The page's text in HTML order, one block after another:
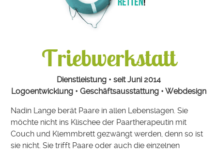
Triebwerkstatt
Dienstleistung • seit Juni 2014
Logoentwicklung • Geschäftsausstattung • Webdesign
Nadin Lange berät Paare in allen Lebenslagen. Sie
möchte nicht ins Klischee der Paartherapeutin mit
Couch und Klemmbrett gezwängt werden, denn so ist
sie nicht. Sie trifft Paare oder auch die einzelnen